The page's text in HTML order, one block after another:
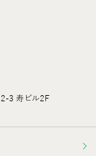
3 寿ビル2F